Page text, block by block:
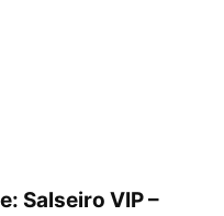
Salseiro VIP –